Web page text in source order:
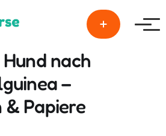
nach
–
& Papiere